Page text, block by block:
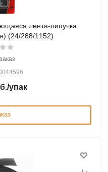
лента-липучка
(24/288/1152)
/упак